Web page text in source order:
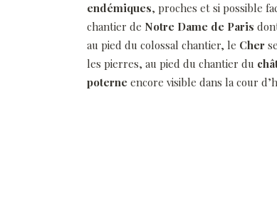
endémiques, proches et si possible
chantier de Notre Dame de Paris
au pied du colossal chantier, le Cher
les pierres, au pied du chantier du
poterne encore visible dans la cour